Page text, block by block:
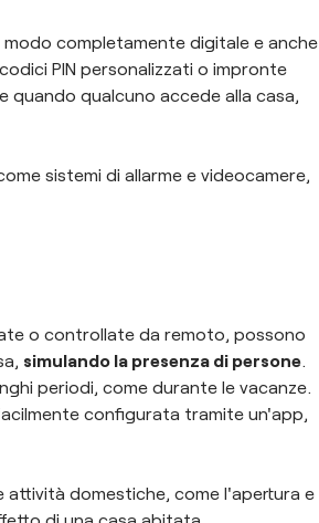
completamente digitale e anche
PIN personalizzati o impronte
qualcuno accede alla casa,
sistemi di allarme e videocamere,
o controllate da remoto, possono
simulando la presenza di persone
periodi, come durante le vacanze.
configurata tramite un'app,
attività domestiche, come l'apertura e